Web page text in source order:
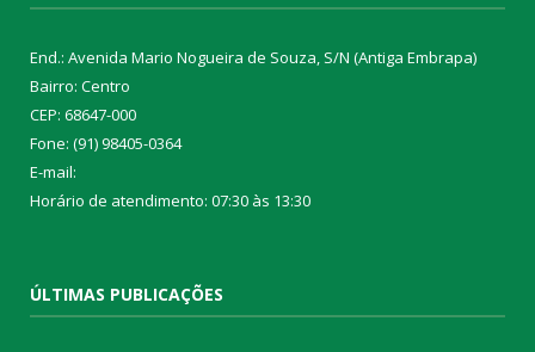
End.: Avenida Mario Nogueira de Souza, S/N (Antiga Embrapa)
Bairro: Centro
CEP: 68647-000
Fone: (91) 98405-0364
E-mail:
Horário de atendimento: 07:30 às 13:30
ÚLTIMAS PUBLICAÇÕES